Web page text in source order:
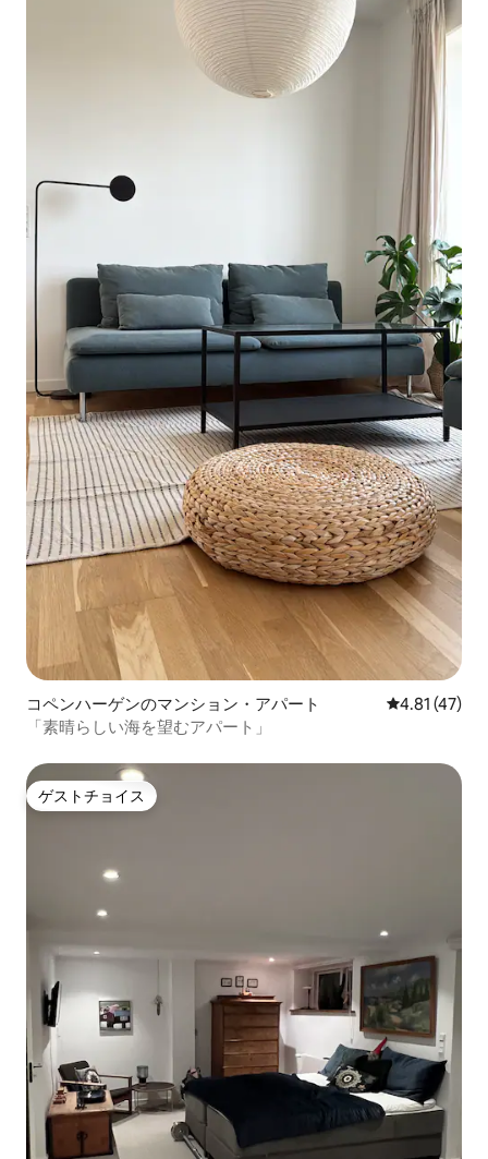
コペンハーゲンのマンション・アパート レビュー47
4.81 (47)
「素晴らしい海を望むアパート」
ゲストチョイス
ゲストチョイス